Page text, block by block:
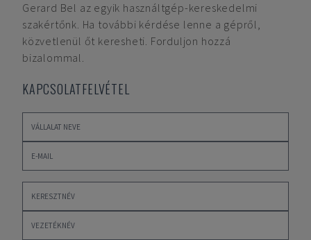
Gerard Bel az egyik használtgép-kereskedelmi
szakértőnk. Ha további kérdése lenne a gépről,
közvetlenül őt keresheti. Forduljon hozzá
bizalommal.
KAPCSOLATFELVÉTEL